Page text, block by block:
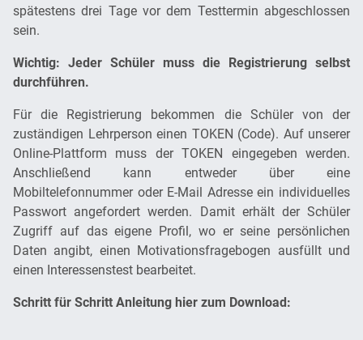
spätestens drei Tage vor dem Testtermin abgeschlossen
sein.
Wichtig: Jeder Schüler muss die Registrierung selbst
durchführen.
Für die Registrierung bekommen die Schüler von der
zuständigen Lehrperson einen TOKEN (Code). Auf unserer
Online-Plattform muss der TOKEN eingegeben werden.
Anschließend kann entweder über eine
Mobiltelefonnummer oder E-Mail Adresse ein individuelles
Passwort angefordert werden. Damit erhält der Schüler
Zugriff auf das eigene Profil, wo er seine persönlichen
Daten angibt, einen Motivationsfragebogen ausfüllt und
einen Interessenstest bearbeitet.
Schritt für Schritt Anleitung hier zum Download: